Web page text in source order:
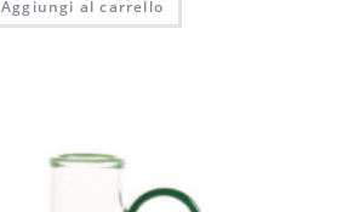
Aggiungi al carrello